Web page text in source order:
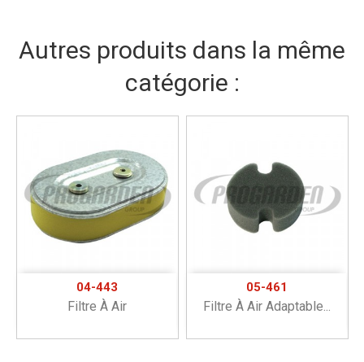
Autres produits dans la même
catégorie :
04-443
Filtre À Air
05-461
Filtre À Air Adaptable...